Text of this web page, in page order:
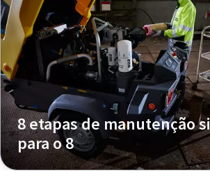
8 etapas de manutenção
para o 8